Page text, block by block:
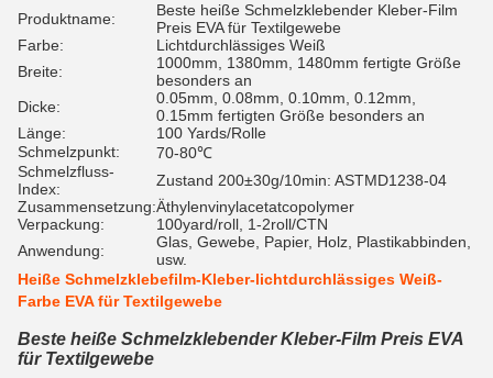
Produktname:
Beste heiße Schmelzklebender Kleber-Film
Preis EVA für Textilgewebe
Farbe:
Lichtdurchlässiges Weiß
Breite:
1000mm, 1380mm, 1480mm fertigte Größe
besonders an
Dicke:
0.05mm, 0.08mm, 0.10mm, 0.12mm,
0.15mm fertigten Größe besonders an
Länge:
100 Yards/Rolle
Schmelzpunkt:
70-80℃
Schmelzfluss-
Index:
Zustand 200±30g/10min: ASTMD1238-04
Zusammensetzung:Äthylenvinylacetatcopolymer
Verpackung:
100yard/roll, 1-2roll/CTN
Anwendung:
Glas, Gewebe, Papier, Holz, Plastikabbinden,
usw.
Heiße Schmelzklebefilm-Kleber-lichtdurchlässiges Weiß-
Farbe EVA für Textilgewebe
Beste heiße Schmelzklebender Kleber-Film Preis EVA
für Textilgewebe